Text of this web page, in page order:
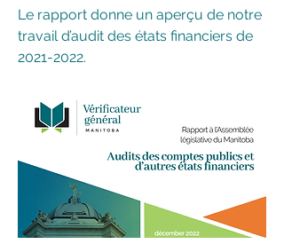
Le rapport donne un aperçu de notre
travail d’audit des états financiers de
2021-2022.